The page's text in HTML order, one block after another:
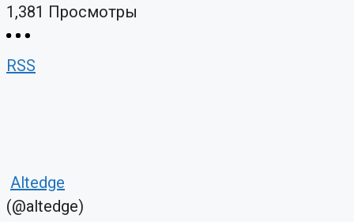
1,381 Просмотры
RSS
Altedge
(@altedge)